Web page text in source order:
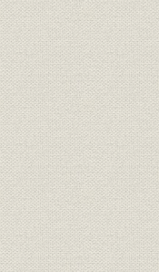
威力を発揮し
第4節・資金集め
出資者を求め
発起人総会
地元の有力者
戦友の縁で復
第5節・人材を求